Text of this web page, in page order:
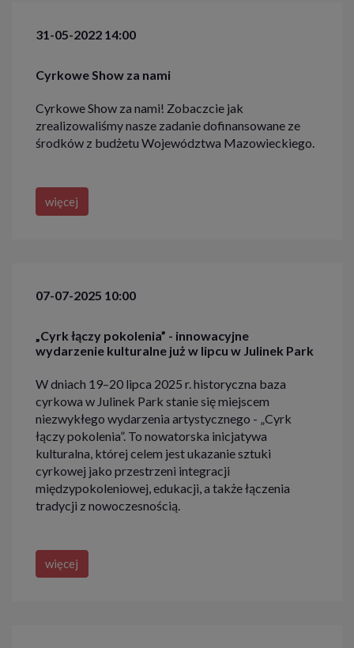
31-05-2022 14:00
Cyrkowe Show za nami
Cyrkowe Show za nami! Zobaczcie jak
zrealizowaliśmy nasze zadanie dofinansowane ze
środków z budżetu Województwa Mazowieckiego.
więcej
07-07-2025 10:00
„Cyrk łączy pokolenia” - innowacyjne
wydarzenie kulturalne już w lipcu w Julinek Park
W dniach 19–20 lipca 2025 r. historyczna baza
cyrkowa w Julinek Park stanie się miejscem
niezwykłego wydarzenia artystycznego - „Cyrk
łączy pokolenia”. To nowatorska inicjatywa
kulturalna, której celem jest ukazanie sztuki
cyrkowej jako przestrzeni integracji
międzypokoleniowej, edukacji, a także łączenia
tradycji z nowoczesnością.
więcej